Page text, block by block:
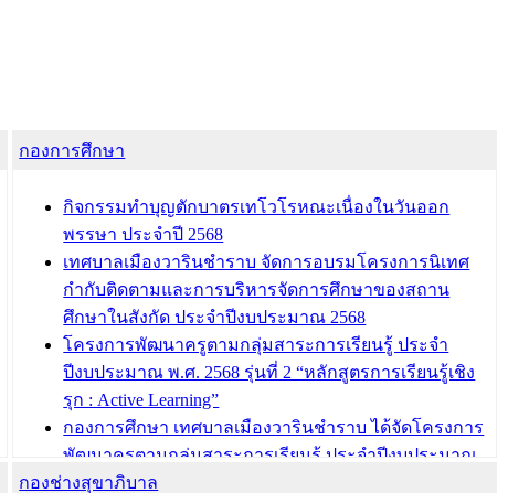
กองการศึกษา
กิจกรรมทำบุญตักบาตรเทโวโรหณะเนื่องในวันออก
พรรษา ประจำปี 2568
เทศบาลเมืองวารินชำราบ จัดการอบรมโครงการนิเทศ
กำกับติดตามและการบริหารจัดการศึกษาของสถาน
ศึกษาในสังกัด ประจำปีงบประมาณ 2568
โครงการพัฒนาครูตามกลุ่มสาระการเรียนรู้ ประจำ
ปีงบประมาณ พ.ศ. 2568 รุ่นที่ 2 “หลักสูตรการเรียนรู้เชิง
รุก : Active Learning”
กองการศึกษา เทศบาลเมืองวารินชำราบ ได้จัดโครงการ
พัฒนาครูตามกลุ่มสาระการเรียนรู้ ประจำปีงบประมาณ
พ.ศ. 2568
กองช่างสุขาภิบาล